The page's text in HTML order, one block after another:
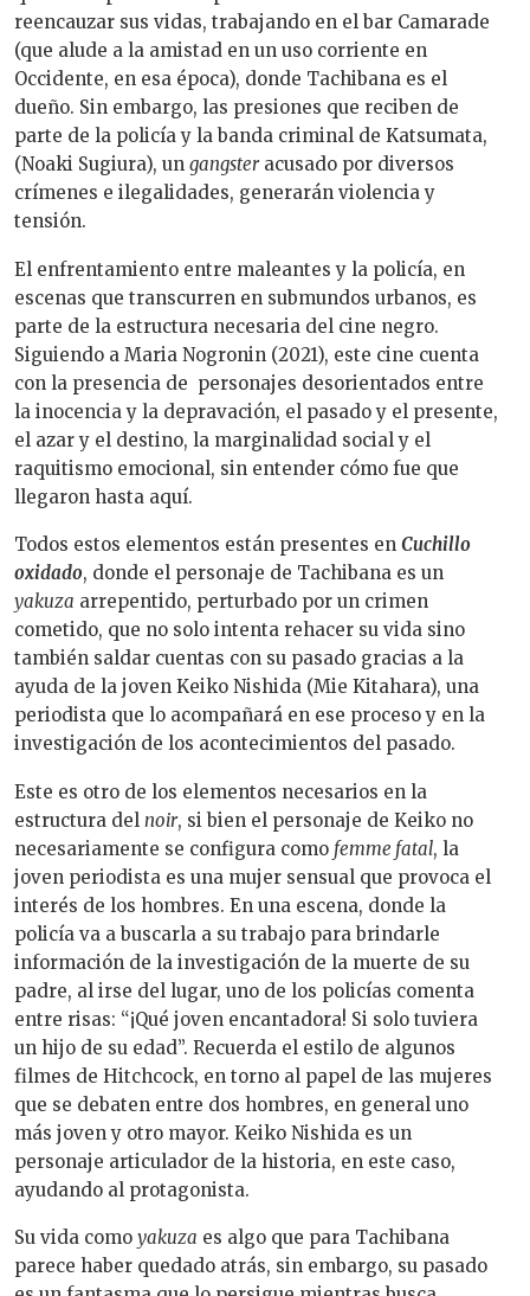
reencauzar sus vidas, trabajando en el bar Camarade
(que alude a la amistad en un uso corriente en
Occidente, en esa época), donde Tachibana es el
dueño. Sin embargo, las presiones que reciben de
parte de la policía y la banda criminal de Katsumata,
(Noaki Sugiura), un gangsteracusado por diversos
crímenes e ilegalidades, generarán violencia y
tensión.
El enfrentamiento entre maleantes y la policía, en
escenas que transcurren en submundos urbanos, es
parte de la estructura necesaria del cine negro.
Siguiendo a Maria Nogronin (2021), este cine cuenta
con la presencia de personajes desorientados entre
la inocencia y la depravación, el pasado y el presente,
el azar y el destino, la marginalidad social y el
raquitismo emocional, sin entender cómo fue que
llegaron hasta aquí.
Todos estos elementos están presentes en Cuchillo
oxidado, donde el personaje de Tachibana es un
yakuza arrepentido, perturbado por un crimen
cometido, que no solo intenta rehacer su vida sino
también saldar cuentas con su pasado gracias a la
ayuda de la joven Keiko Nishida (Mie Kitahara), una
periodista que lo acompañará en ese proceso y en la
investigación de los acontecimientos del pasado.
Este es otro de los elementos necesarios en la
estructura del noir, si bien el personaje de Keiko no
necesariamente se configura como femme fatal, la
joven periodista es una mujer sensual que provoca el
interés de los hombres. En una escena, donde la
policía va a buscarla a su trabajo para brindarle
información de la investigación de la muerte de su
padre, al irse del lugar, uno de los policías comenta
entre risas: “¡Qué joven encantadora! Si solo tuviera
un hijo de su edad”. Recuerda el estilo de algunos
filmes de Hitchcock, en torno al papel de las mujeres
que se debaten entre dos hombres, en general uno
más joven y otro mayor. Keiko Nishida es un
personaje articulador de la historia, en este caso,
ayudando al protagonista.
Su vida como yakuza es algo que para Tachibana
parece haber quedado atrás, sin embargo, su pasado